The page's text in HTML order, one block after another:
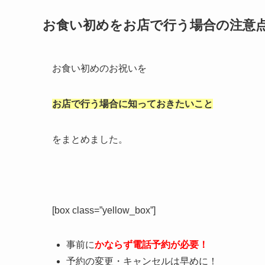
お食い初めをお店で行う場合の注意
お食い初めのお祝いを
お店で行う場合に知っておきたいこと
をまとめました。
[box class=”yellow_box”]
事前にかならず電話予約が必要！
予約の変更・キャンセルは早めに！